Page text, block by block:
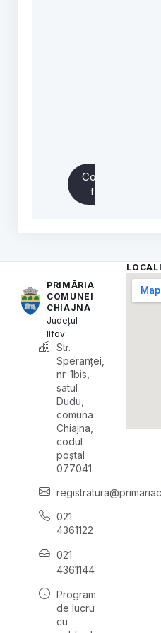
Completează
formularul
PRIMĂRIA
COMUNEI
CHIAJNA
Județul
Ilfov
Str.
Speranței,
nr. 1bis,
satul
Dudu,
comuna
Chiajna,
codul
poștal
077041
021
4361122
021
4361144
Program
de lucru
cu